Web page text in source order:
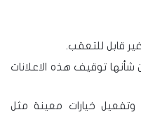
قابل للتعقب.
توقيف هذه الاعلانات
وتفعيل خيارات معينة مثل